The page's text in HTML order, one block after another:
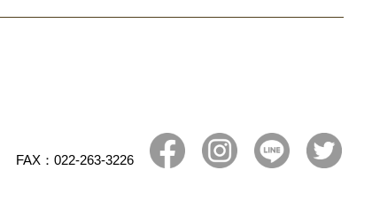
FAX：022-263-3226